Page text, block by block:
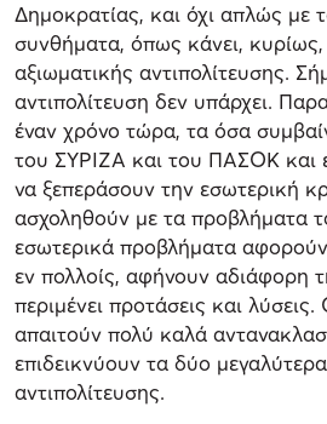
Δημοκρατίας, και όχι απλώς με
συνθήματα, όπως κάνει,
αξιωματικής αντιπολίτευσης.
αντιπολίτευση δεν υπάρχει.
έναν χρόνο τώρα, τα όσα
του ΣΥΡΙΖΑ και του ΠΑΣΟΚ και
να ξεπεράσουν την εσωτερική
ασχοληθούν με τα προβλήματα
εσωτερικά προβλήματα
εν πολλοίς, αφήνουν αδιάφορη
περιμένει προτάσεις και
απαιτούν πολύ καλά
επιδεικνύουν τα δύο
αντιπολίτευσης.